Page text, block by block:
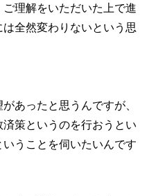
理解をいただいた上で進
全然変わりないという思
あったと思うんですが、
策というのを行おうとい
うことを伺いたいんです